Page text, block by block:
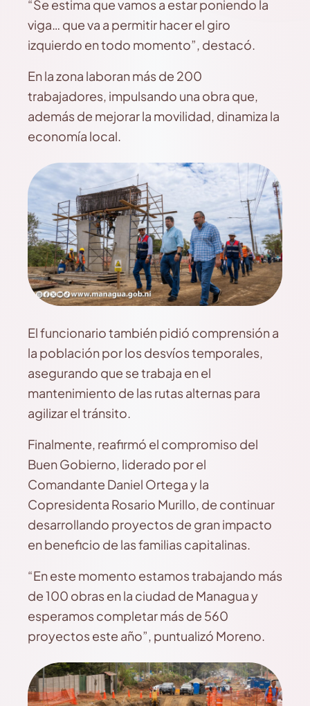
“Se estima que vamos a estar poniendo la
viga… que va a permitir hacer el giro
izquierdo en todo momento”, destacó.
En la zona laboran más de 200
trabajadores, impulsando una obra que,
además de mejorar la movilidad, dinamiza la
economía local.
El funcionario también pidió comprensión a
la población por los desvíos temporales,
asegurando que se trabaja en el
mantenimiento de las rutas alternas para
agilizar el tránsito.
Finalmente, reafirmó el compromiso del
Buen Gobierno, liderado por el
Comandante Daniel Ortega y la
Copresidenta Rosario Murillo, de continuar
desarrollando proyectos de gran impacto
en beneficio de las familias capitalinas.
“En este momento estamos trabajando más
de 100 obras en la ciudad de Managua y
esperamos completar más de 560
proyectos este año”, puntualizó Moreno.